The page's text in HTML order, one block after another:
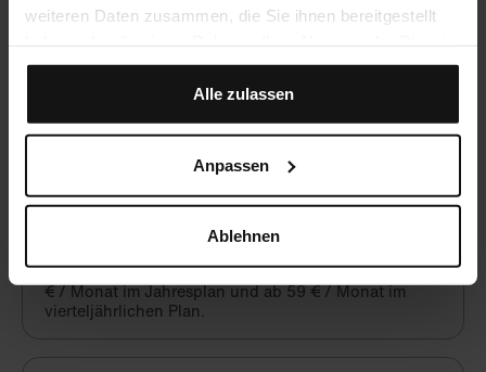
weiteren Daten zusammen, die Sie ihnen bereitgestellt
gesammelt haben.
Alle zulassen
Anpassen
Ablehnen
Ja, du kannst mit Crocodile unbegrenzt CME-Punkte
Was kostet Crocodile?
Crocodile ist eine hochwertige, aber preiswerte
einer kostenfreien Testphase beginnt Crocodile ab 49
€ / Monat im Jahresplan und ab 59 € / Monat im
vierteljährlichen Plan.